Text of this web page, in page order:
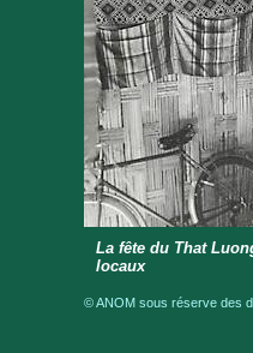
La fête du That
locaux
© ANOM sous réserve des